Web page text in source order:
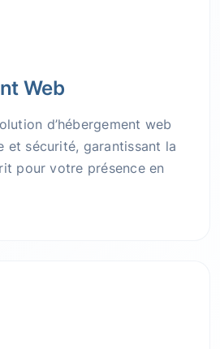
Web
d’hébergement web
et sécurité, garantissant la
pour votre présence en